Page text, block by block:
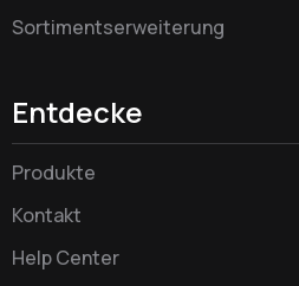
Sortimentserweiterung
Entdecke
Produkte
Kontakt
Help Center